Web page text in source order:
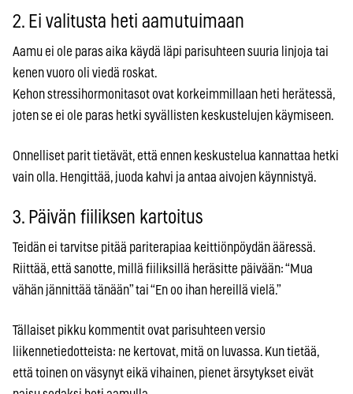
2. Ei valitusta heti aamutuimaan
Aamu ei ole paras aika käydä läpi parisuhteen suuria linjoja tai
kenen vuoro oli viedä roskat.
Kehon stressihormonitasot ovat korkeimmillaan heti herätessä,
joten se ei ole paras hetki syvällisten keskustelujen käymiseen.
Onnelliset parit tietävät, että ennen keskustelua kannattaa hetki
vain olla. Hengittää, juoda kahvi ja antaa aivojen käynnistyä.
3. Päivän fiiliksen kartoitus
Teidän ei tarvitse pitää pariterapiaa keittiönpöydän ääressä.
Riittää, että sanotte, millä fiiliksillä heräsitte päivään: “Mua
vähän jännittää tänään” tai “En oo ihan hereillä vielä.”
Tällaiset pikku kommentit ovat parisuhteen versio
liikennetiedotteista: ne kertovat, mitä on luvassa. Kun tietää,
että toinen on väsynyt eikä vihainen, pienet ärsytykset eivät